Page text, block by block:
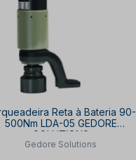
Reta à Bateria 90-
500Nm LDA-05 GEDORE
SOLUTIONS
Gedore Solutions